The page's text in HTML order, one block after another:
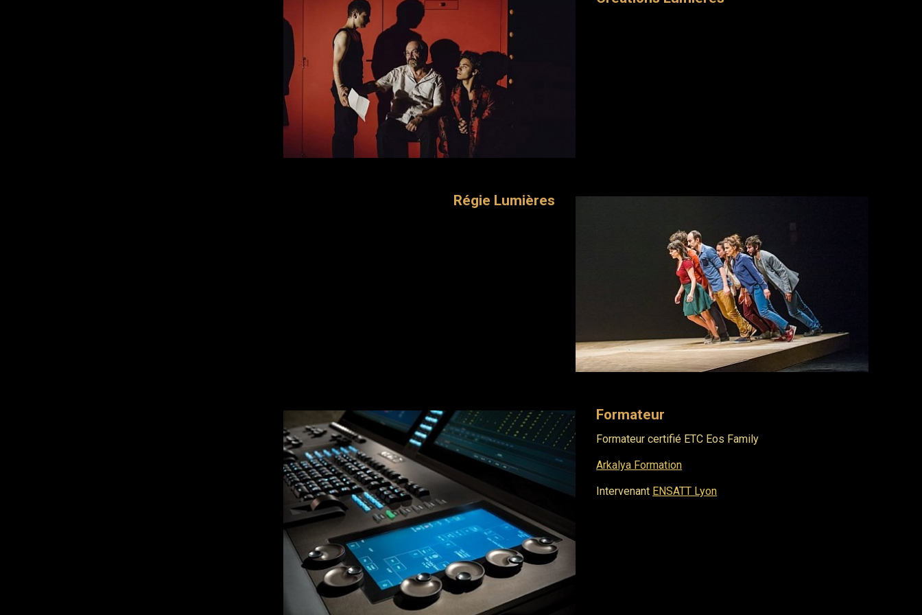
Régie Lumières
Formateur
Formateur certifié ETC Eos Family
Arkalya Formation
Intervenant ENSATT Lyon